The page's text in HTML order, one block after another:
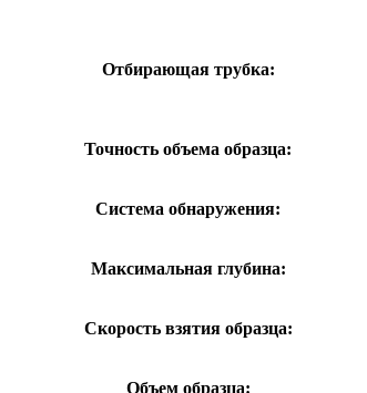
Отбирающая трубка:
Точность объема образца:
Система обнаружения:
Максимальная глубина:
Скорость взятия образца:
Объем образца: